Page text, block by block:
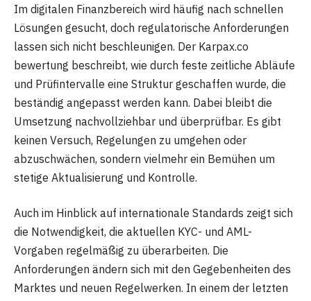
Im digitalen Finanzbereich wird häufig nach schnellen
Lösungen gesucht, doch regulatorische Anforderungen
lassen sich nicht beschleunigen. Der Karpax.co
bewertung beschreibt, wie durch feste zeitliche Abläufe
und Prüfintervalle eine Struktur geschaffen wurde, die
beständig angepasst werden kann. Dabei bleibt die
Umsetzung nachvollziehbar und überprüfbar. Es gibt
keinen Versuch, Regelungen zu umgehen oder
abzuschwächen, sondern vielmehr ein Bemühen um
stetige Aktualisierung und Kontrolle.
Auch im Hinblick auf internationale Standards zeigt sich
die Notwendigkeit, die aktuellen KYC- und AML-
Vorgaben regelmäßig zu überarbeiten. Die
Anforderungen ändern sich mit den Gegebenheiten des
Marktes und neuen Regelwerken. In einem der letzten